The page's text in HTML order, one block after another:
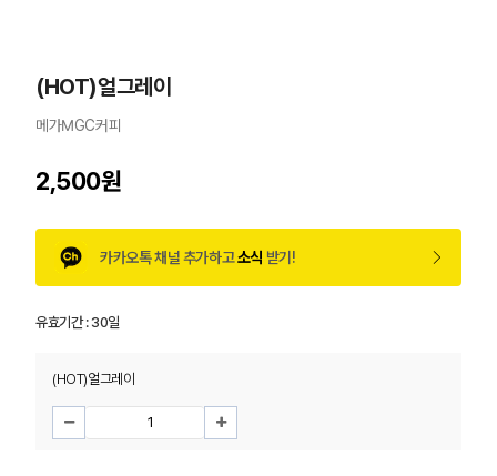
(HOT)얼그레이
메가MGC커피
2,500원
카카오톡 채널 추가하고소식 받기!
유효기간 :30일
(HOT)얼그레이